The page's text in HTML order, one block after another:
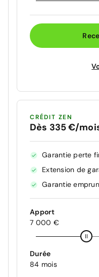
CRÉDIT ZEN
Dès 335 €/
Garantie perte
Extension de
Garantie
Apport
7 000 €
Durée
84 mois